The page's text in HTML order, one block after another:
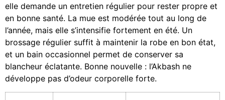
elle demande un entretien régulier pour rester propre et
en bonne santé. La mue est modérée tout au long de
l’année, mais elle s’intensifie fortement en été. Un
brossage régulier suffit à maintenir la robe en bon état,
et un bain occasionnel permet de conserver sa
blancheur éclatante. Bonne nouvelle : l’Akbash ne
développe pas d’odeur corporelle forte.